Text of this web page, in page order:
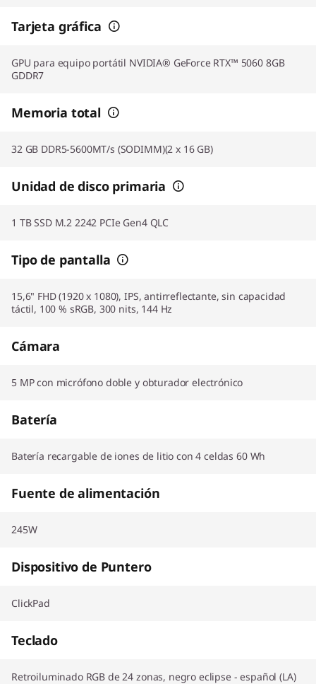
Tarjeta gráfica
GPU para equipo portátil NVIDIA® GeForce RTX™ 5060 8GB
GDDR7
Memoria total
32 GB DDR5-5600MT/s (SODIMM)(2 x 16 GB)
Unidad de disco primaria
1 TB SSD M.2 2242 PCIe Gen4 QLC
Tipo de pantalla
15,6" FHD (1920 x 1080), IPS, antirreflectante, sin capacidad
táctil, 100 % sRGB, 300 nits, 144 Hz
Cámara
5 MP con micrófono doble y obturador electrónico
Batería
Batería recargable de iones de litio con 4 celdas 60 Wh
Fuente de alimentación
245W
Dispositivo de Puntero
ClickPad
Teclado
Retroiluminado RGB de 24 zonas, negro eclipse - español (LA)